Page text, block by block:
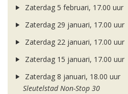
Zaterdag 5 februari, 17.00 uur
Zaterdag 29 januari, 17.00 uur
Zaterdag 22 januari, 17.00 uur
Zaterdag 15 januari, 17.00 uur
Zaterdag 8 januari, 18.00 uur
Sleutelstad Non-Stop 30